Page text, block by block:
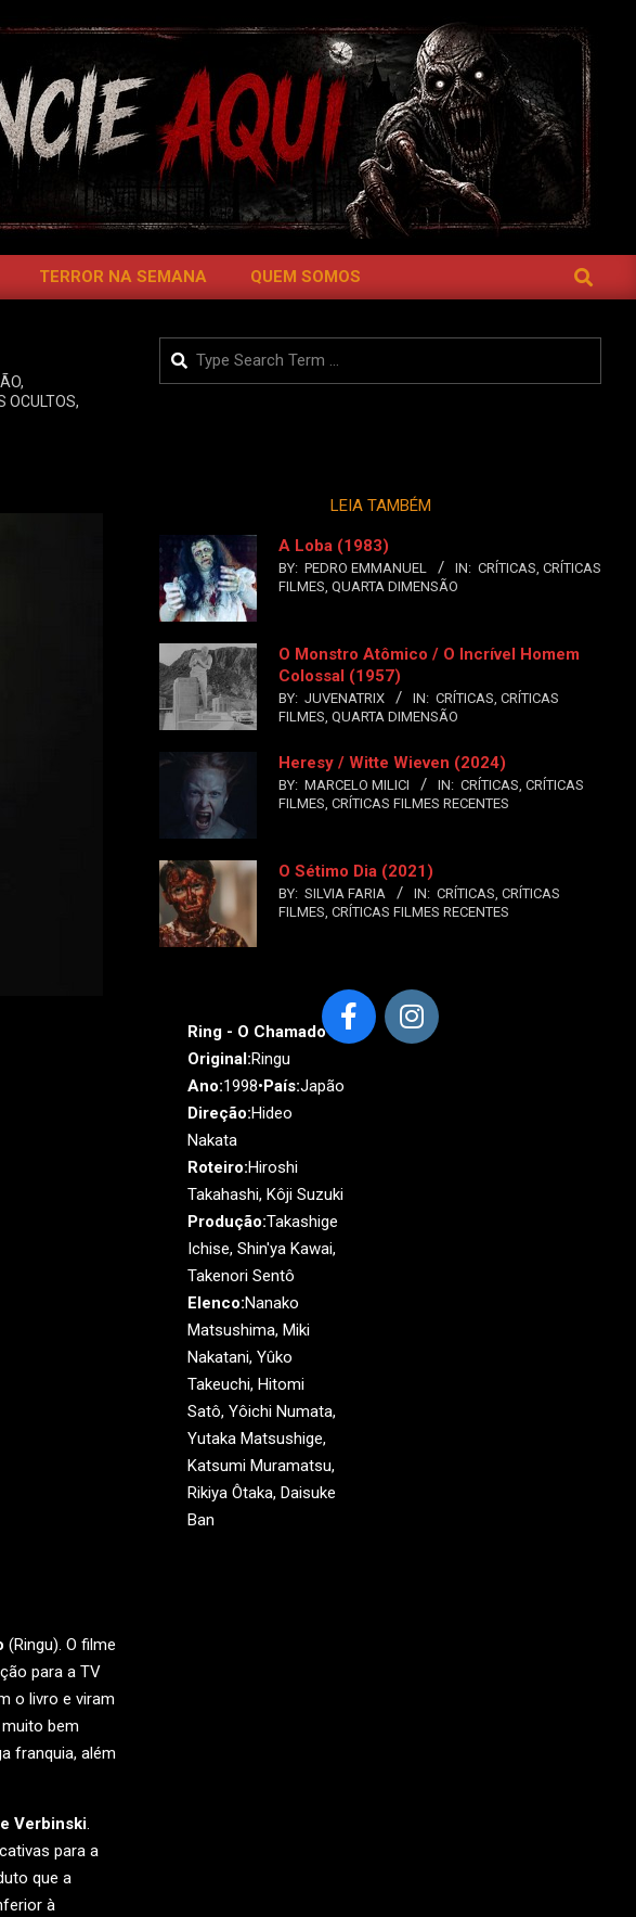
TERROR NA SEMANA QUEM SOMOS SEARCH
,
OCULTOS,
Ring - O Chamado
Original:Ringu
Ano:1998•País:Japão
Direção:Hideo
Nakata
Roteiro:Hiroshi
Takahashi, Kôji Suzuki
Produção:Takashige
Ichise, Shin'ya Kawai,
Takenori Sentô
Elenco:Nanako
Matsushima, Miki
Nakatani, Yûko
Takeuchi, Hitomi
Satô, Yôichi Numata,
Yutaka Matsushige,
Katsumi Muramatsu,
Rikiya Ôtaka, Daisuke
Ban
(Ringu). O filme
para a TV
o livro e viram
bem
franquia, além
Verbinski.
para a
que a
à
Search
LEIA TAMBÉM
A Loba (1983)
BY: PEDRO EMMANUEL IN: CRÍTICAS, CRÍTICAS
FILMES, QUARTA DIMENSÃO
O Monstro Atômico / O Incrível Homem
Colossal (1957)
BY: JUVENATRIX IN: CRÍTICAS, CRÍTICAS
FILMES, QUARTA DIMENSÃO
Heresy / Witte Wieven (2024)
BY: MARCELO MILICI IN: CRÍTICAS, CRÍTICAS
FILMES, CRÍTICAS FILMES RECENTES
O Sétimo Dia (2021)
BY: SILVIA FARIA IN: CRÍTICAS, CRÍTICAS
FILMES, CRÍTICAS FILMES RECENTES